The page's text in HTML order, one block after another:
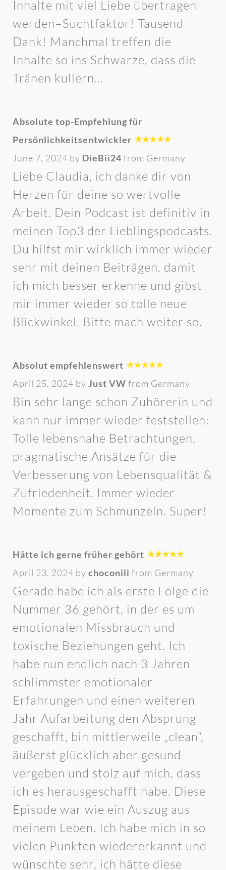
Inhalte mit viel Liebe übertragen
werden=Suchtfaktor! Tausend
Dank! Manchmal treffen die
Inhalte so ins Schwarze, dass die
Tränen kullern…
Absolute top-Empfehlung für
Persönlichkeitsentwickler
June 7, 2024 by DieBii24 from Germany
Liebe Claudia, ich danke dir von
Herzen für deine so wertvolle
Arbeit. Dein Podcast ist definitiv in
meinen Top3 der Lieblingspodcasts.
Du hilfst mir wirklich immer wieder
sehr mit deinen Beiträgen, damit
ich mich besser erkenne und gibst
mir immer wieder so tolle neue
Blickwinkel. Bitte mach weiter so.
Absolut empfehlenswert
April 25, 2024 by Just VW from Germany
Bin sehr lange schon Zuhörerin und
kann nur immer wieder feststellen:
Tolle lebensnahe Betrachtungen,
pragmatische Ansätze für die
Verbesserung von Lebensqualität &
Zufriedenheit. Immer wieder
Momente zum Schmunzeln. Super!
Hätte ich gerne früher gehört
April 23, 2024 by choconili from Germany
Gerade habe ich als erste Folge die
Nummer 36 gehört, in der es um
emotionalen Missbrauch und
toxische Beziehungen geht. Ich
habe nun endlich nach 3 Jahren
schlimmster emotionaler
Erfahrungen und einen weiteren
Jahr Aufarbeitung den Absprung
geschafft, bin mittlerweile „clean“,
äußerst glücklich aber gesund
vergeben und stolz auf mich, dass
ich es herausgeschafft habe. Diese
Episode war wie ein Auszug aus
meinem Leben. Ich habe mich in so
vielen Punkten wiedererkannt und
wünschte sehr, ich hätte diese